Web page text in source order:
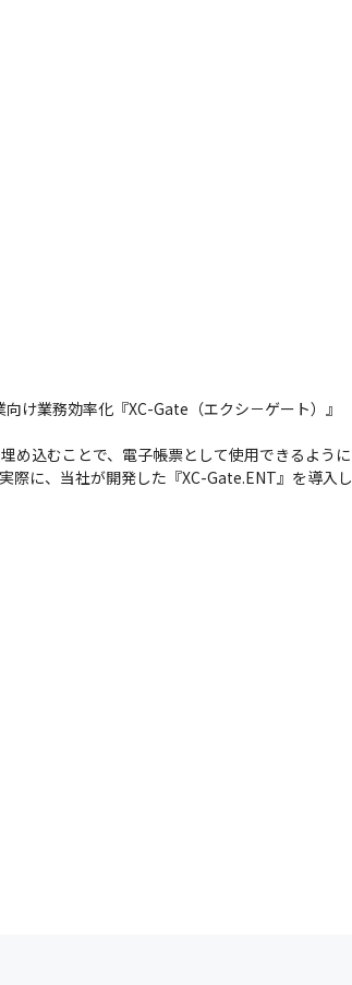
け業務効率化『XC-Gate（エクシ－ゲート）』
め込むことで、電子帳票として使用できるように
際に、当社が開発した『XC-Gate.ENT』を導入し